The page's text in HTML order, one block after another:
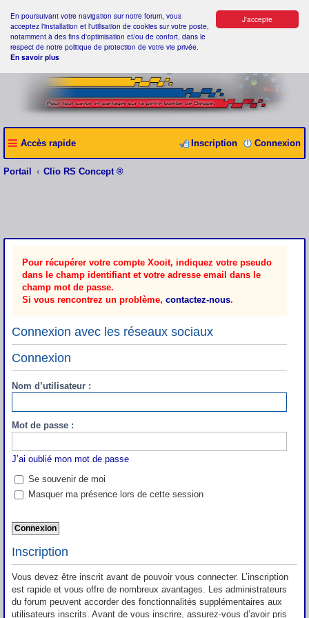
J'accepte
En poursuivant votre navigation sur notre forum, vous
acceptez l'installation et l'utilisation de cookies sur votre poste,
notamment à des fins d'optimisation et/ou de confort, dans le
respect de notre politique de protection de votre vie privée.
En savoir plus
Accès rapide Connexion
Inscription
Portail Clio RS Concept ®
Pour récupérer votre compte Xooit, indiquez votre pseudo
dans le champ identifiant et votre adresse email dans le
champ mot de passe.
Si vous rencontrez un problème, contactez-nous.
Connexion avec les réseaux sociaux
Connexion
Nom d’utilisateur :
Mot de passe :
J’ai oublié mon mot de passe
Se souvenir de moi
Masquer ma présence lors de cette session
Inscription
Vous devez être inscrit avant de pouvoir vous connecter. L’inscription
est rapide et vous offre de nombreux avantages. Les administrateurs
du forum peuvent accorder des fonctionnalités supplémentaires aux
utilisateurs inscrits. Avant de vous inscrire, assurez-vous d’avoir pris